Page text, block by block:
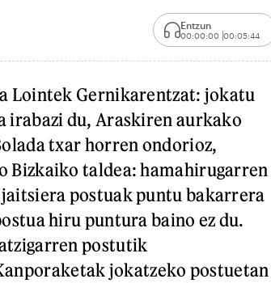
Entzun
00:00:00 00:05:44
Lointek Gernikarentzat: jokatu
du, Araskiren aurkako
txar horren ondorioz,
Bizkaiko taldea: hamahirugarren
postuak puntu bakarrera
hiru puntura baino ez du.
postutik
jokatzeko postuetan